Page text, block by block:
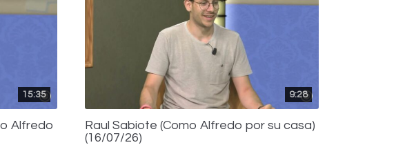
15:35
Alfredo
9:28
Raul Sabiote (Como Alfredo por su casa)
(16/07/26)